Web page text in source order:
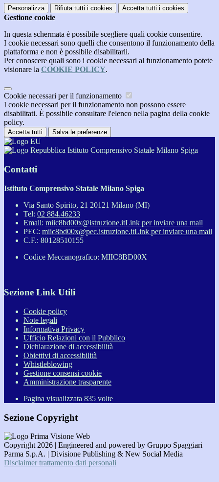
Personalizza Rifiuta tutti i cookies Accetta tutti i cookies
Gestione cookie
In questa schermata è possibile scegliere quali cookie consentire.
I cookie necessari sono quelli che consentono il funzionamento della
piattaforma e non è possibile disabilitarli.
Per conoscere quali sono i cookie necessari al funzionamento potete
visionare la COOKIE POLICY.
Cookie necessari per il funzionamento
I cookie necessari per il funzionamento non possono essere
disabilitati. È possibile consultare l'elenco nella pagina della cookie
policy.
Accetta tutti Salva le preferenze
Istituto Comprensivo Statale Milano Spiga
Contatti
Istituto Comprensivo Statale Milano Spiga
Via Santo Spirito, 21 20121 Milano (MI)
Tel: 02 884.46233
Email: miic8bd00x@istruzione.itLink per inviare una mail
PEC: miic8bd00x@pec.istruzione.itLink per inviare una mail
C.F.: 80128510155
Codice Meccanografico: MIIC8BD00X
Sezione Link Utili
Cookie policy
Note legali
Informativa Privacy
Ufficio Relazioni con il Pubblico
Dichiarazione di accessibilità
Obiettivi di accessibilità
Whistleblowing
Gestione consensi cookie
Amministrazione trasparente
Pagina visualizzata 835 volte
Sezione Copyright
Copyright 2026 | Engineered and powered by Gruppo Spaggiari
Parma S.p.A. | Divisione Publishing & New Social Media
Disclaimer trattamento dati personali